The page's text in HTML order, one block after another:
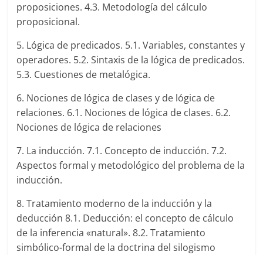
proposiciones. 4.3. Metodología del cálculo
proposicional.
5. Lógica de predicados. 5.1. Variables, constantes y
operadores. 5.2. Sintaxis de la lógica de predicados.
5.3. Cuestiones de metalógica.
6. Nociones de lógica de clases y de lógica de
relaciones. 6.1. Nociones de lógica de clases. 6.2.
Nociones de lógica de relaciones
7. La inducción. 7.1. Concepto de inducción. 7.2.
Aspectos formal y metodológico del problema de la
inducción.
8. Tratamiento moderno de la inducción y la
deducción 8.1. Deducción: el concepto de cálculo
de la inferencia «natural». 8.2. Tratamiento
simbólico-formal de la doctrina del silogismo